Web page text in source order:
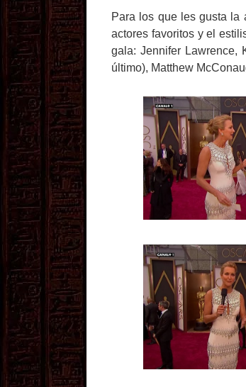
Para los que les gusta la
actores favoritos y el
gala: Jennifer Lawrence,
último), Matthew